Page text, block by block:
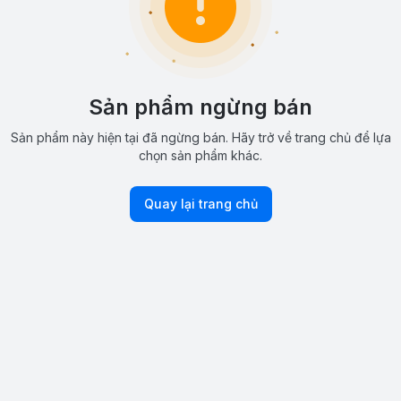
Sản phẩm ngừng bán
Sản phẩm này hiện tại đã ngừng bán. Hãy trở về trang chủ để lựa
chọn sản phẩm khác.
Quay lại trang chủ